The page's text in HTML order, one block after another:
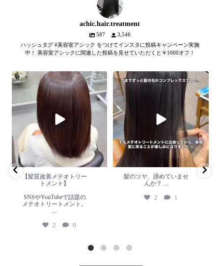
achic.hair.treatment
587
3,546
ハッシュタグ #美容室アシック をつけてインスタに投稿キャンペーン実施
中！ 美容室アシックに関連した投稿を見せていただくと￥1000オフ！
【髪質改善メテオトリートメン
SNSやYouTubeで話題のメテオト
リートメント。
2 0
【髪質改善メテオトリー
トメント】
SNSやYouTubeで話題の
メテオトリートメント。
...
2 0
髪のツヤ、諦めていません
1
髪のツヤ、諦めていませ
んか？ ...
2 1